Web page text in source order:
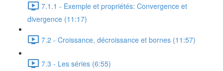
7.1.1 - Exemple et propriétés: Convergence et
divergence (11:17)
7.2 - Croissance, décroissance et bornes (11:57)
7.3 - Les séries (6:55)